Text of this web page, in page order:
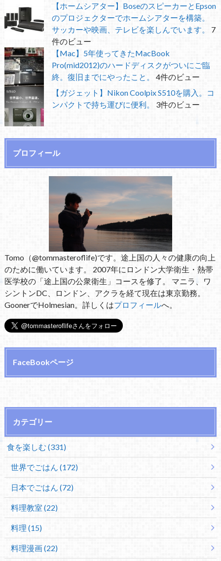
【ホームシアター】BoseのスピーカーとEpson
のプロジェクターでホームシアターを構築。
サッカーや映画、テレビを楽しんでいます。
7
件のビュー
【Mac】5年使ってきたMacBook
Pro(mid2012)のハードディスクがついにご臨
終。復旧までにやったこと。
4件のビュー
【ガジェット】Nikon Coolpix S510を購入。コ
ンパクトで持ち運びに便利。
3件のビュー
プロフィール
Tomo（@tommasteroflife)です。途上国の人々の健康の向上
のために働いています。 2007年にロンドン大学衛生・熱帯
医学校の「途上国の公衆衛生」コースを修了。 マニラ、ワ
シントンDC、ロンドン、アクラを経て現在は東京勤務。
GoonerでHolmesian。詳しくはプロフィールへ。
FaceBookページ
カテゴリー
食を楽しむ (331)
世界でごはん (172)
日本でごはん (72)
料理教室 (22)
料理 (15)
料理漫画 (22)